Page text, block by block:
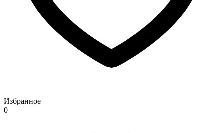
Избранное
0